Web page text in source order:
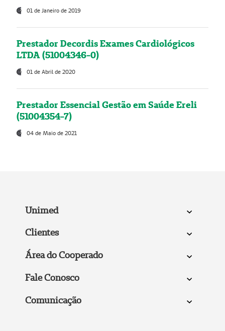
01 de Janeiro de 2019
Prestador Decordis Exames Cardiológicos
LTDA (51004346-0)
01 de Abril de 2020
Prestador Essencial Gestão em Saúde Ereli
(51004354-7)
04 de Maio de 2021
Unimed
Clientes
Área do Cooperado
Fale Conosco
Comunicação